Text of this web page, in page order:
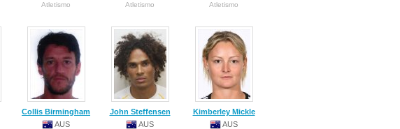
Atletismo Atletismo Atletismo
Collis Birmingham
AUS
John Steffensen
AUS
Kimberley Mickle
AUS